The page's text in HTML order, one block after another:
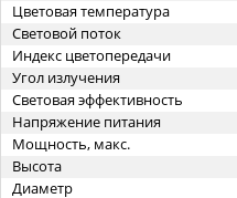
Цветовая температура
Световой поток
Индекс цветопередачи
Угол излучения
Световая эффективность
Напряжение питания
Мощность, макс.
Высота
Диаметр